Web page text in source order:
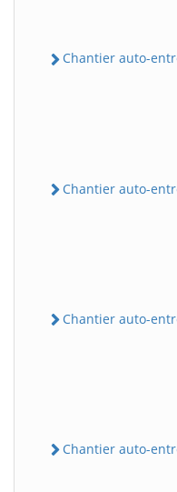
Chantier auto-
Chantier auto-
Chantier auto-
Chantier auto-